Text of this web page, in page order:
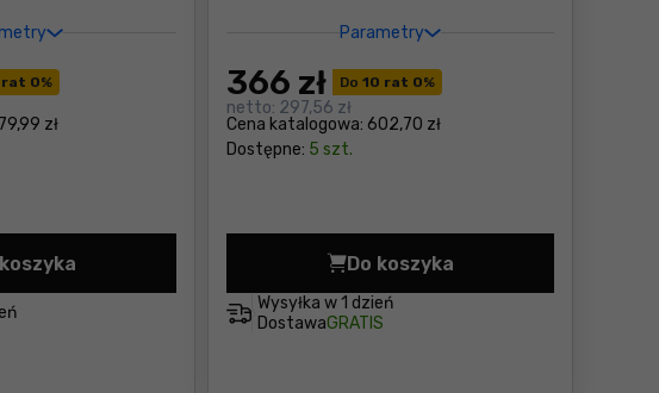
185,00 zł
rat 0%
zł
Regał 2 szuflady Tool Chest Keter Pro Cena 154,00 zł
Parametry
Do 10 rat 0%
Cena katalogowa: 602,70 zł
366 zł
netto: 297,56 zł
Dostępne: 5 szt.
Wysyłka w 1 dzień
DostawaGRATIS
Do koszyka
Radio budowlane Metabo R